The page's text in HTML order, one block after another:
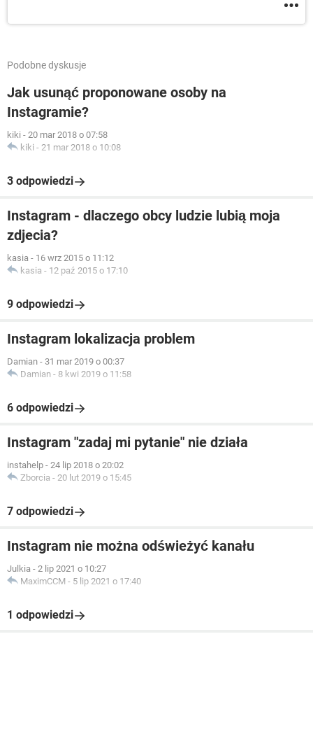
Podobne dyskusje
Jak usunąć proponowane osoby na
Instagramie?
kiki - 20 mar 2018 o 07:58
kiki - 21 mar 2018 o 10:08
3 odpowiedzi
Instagram - dlaczego obcy ludzie lubią moja
zdjecia?
kasia - 16 wrz 2015 o 11:12
kasia - 12 paź 2015 o 17:10
9 odpowiedzi
Instagram lokalizacja problem
Damian - 31 mar 2019 o 00:37
Damian - 8 kwi 2019 o 11:58
6 odpowiedzi
Instagram "zadaj mi pytanie" nie działa
instahelp - 24 lip 2018 o 20:02
Zborcia - 20 lut 2019 o 15:45
7 odpowiedzi
Instagram nie można odświeżyć kanału
Julkia - 2 lip 2021 o 10:27
MaximCCM - 5 lip 2021 o 17:40
1 odpowiedzi